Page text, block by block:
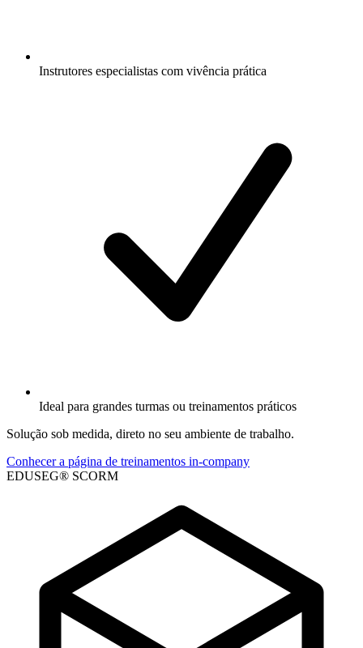
Instrutores especialistas com vivência prática
Ideal para grandes turmas ou treinamentos práticos
Solução sob medida, direto no seu ambiente de trabalho.
Conhecer a página de treinamentos in-company
EDUSEG® SCORM